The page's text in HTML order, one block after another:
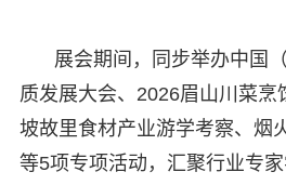
展会期间，同步举办中国
质发展大会、2026眉山川菜烹
坡故里食材产业游学考察、烟
等5项专项活动，汇聚行业专